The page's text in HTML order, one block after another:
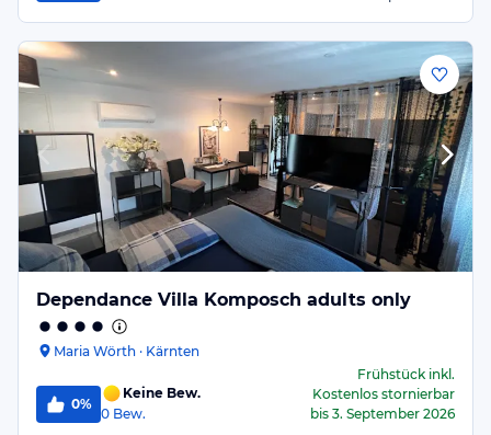
Dependance Villa Komposch adults only
Maria Wörth · Kärnten
0%
Keine Bew.
0 Bew.
Frühstückinkl.
Kostenlos stornierbar
bis 3. September 2026